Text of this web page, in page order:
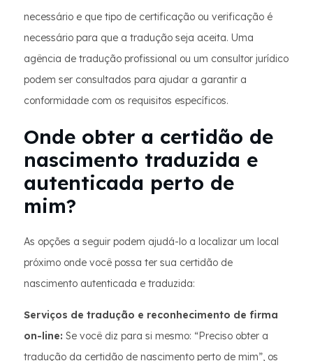
necessário e que tipo de certificação ou verificação é
necessário para que a tradução seja aceita. Uma
agência de tradução profissional ou um consultor jurídico
podem ser consultados para ajudar a garantir a
conformidade com os requisitos específicos.
Onde obter a certidão de
nascimento traduzida e
autenticada perto de
mim?
As opções a seguir podem ajudá-lo a localizar um local
próximo onde você possa ter sua certidão de
nascimento autenticada e traduzida:
Serviços de tradução e reconhecimento de firma
on-line: Se você diz para si mesmo: “Preciso obter a
tradução da certidão de nascimento perto de mim”, os